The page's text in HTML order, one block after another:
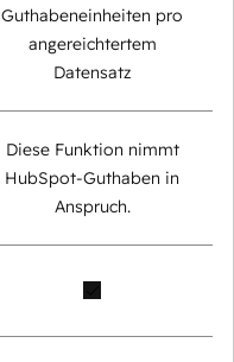
Guthabeneinheiten pro
angereichtertem
Datensatz
Diese Funktion nimmt
HubSpot-Guthaben in
Anspruch.